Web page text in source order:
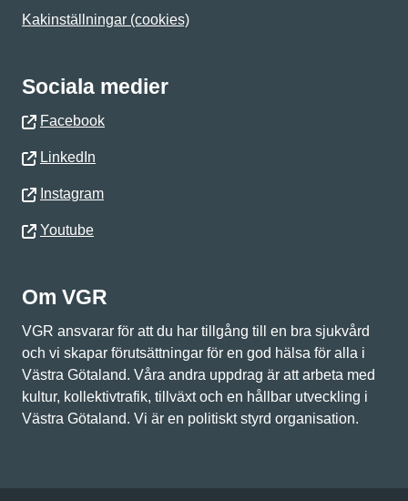
Kakinställningar (cookies)
Sociala medier
Facebook
LinkedIn
Instagram
Youtube
Om VGR
VGR ansvarar för att du har tillgång till en bra sjukvård
och vi skapar förutsättningar för en god hälsa för alla i
Västra Götaland. Våra andra uppdrag är att arbeta med
kultur, kollektivtrafik, tillväxt och en hållbar utveckling i
Västra Götaland. Vi är en politiskt styrd organisation.